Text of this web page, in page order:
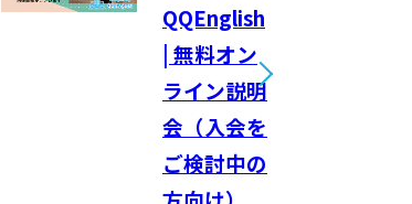
QQEnglish
| 無料オン
ライン説明
会（入会を
ご検討中の